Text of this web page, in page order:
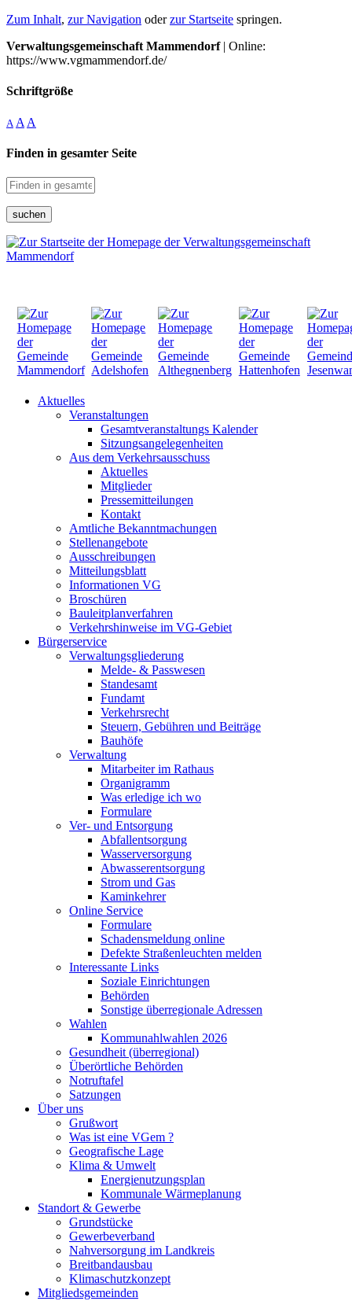
Zum Inhalt, zur Navigation oderzur Startseite springen.
Verwaltungsgemeinschaft Mammendorf| Online:
https://www.vgmammendorf.de/
Schriftgröße
A A A
Finden in gesamter Seite
suchen
Aktuelles
Veranstaltungen
Gesamtveranstaltungs Kalender
Sitzungsangelegenheiten
Aus dem Verkehrsausschuss
Aktuelles
Mitglieder
Pressemitteilungen
Kontakt
Amtliche Bekanntmachungen
Stellenangebote
Ausschreibungen
Mitteilungsblatt
Informationen VG
Broschüren
Bauleitplanverfahren
Verkehrshinweise im VG-Gebiet
Bürgerservice
Verwaltungsgliederung
Melde- & Passwesen
Standesamt
Fundamt
Verkehrsrecht
Steuern, Gebühren und Beiträge
Bauhöfe
Verwaltung
Mitarbeiter im Rathaus
Organigramm
Was erledige ich wo
Formulare
Ver- und Entsorgung
Abfallentsorgung
Wasserversorgung
Abwasserentsorgung
Strom und Gas
Kaminkehrer
Online Service
Formulare
Schadensmeldung online
Defekte Straßenleuchten melden
Interessante Links
Soziale Einrichtungen
Behörden
Sonstige überregionale Adressen
Wahlen
Kommunahlwahlen 2026
Gesundheit (überregional)
Überörtliche Behörden
Notruftafel
Satzungen
Über uns
Grußwort
Was ist eine VGem ?
Geografische Lage
Klima & Umwelt
Energienutzungsplan
Kommunale Wärmeplanung
Standort & Gewerbe
Grundstücke
Gewerbeverband
Nahversorgung im Landkreis
Breitbandausbau
Klimaschutzkonzept
Mitgliedsgemeinden